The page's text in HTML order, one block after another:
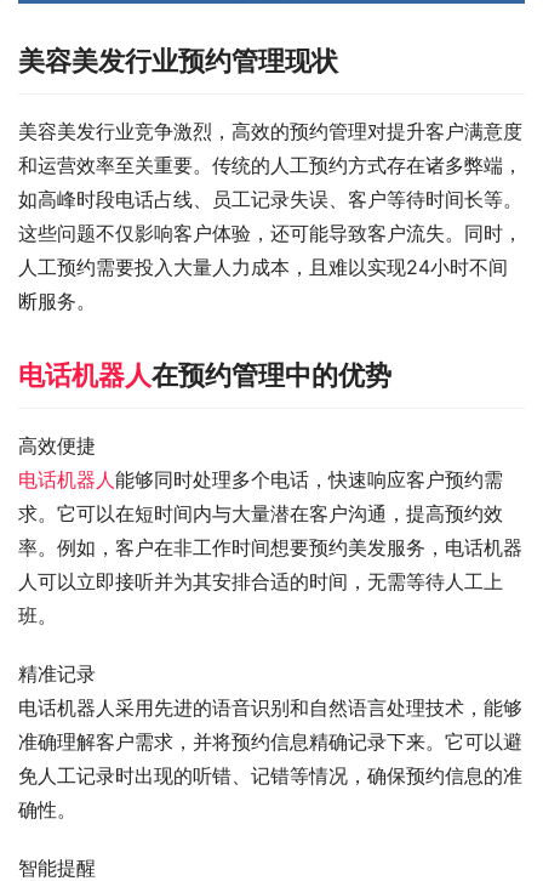
美容美发行业预约管理现状
美容美发行业竞争激烈，高效的预约管理对提升客户满意度
和运营效率至关重要。传统的人工预约方式存在诸多弊端，
如高峰时段电话占线、员工记录失误、客户等待时间长等。
这些问题不仅影响客户体验，还可能导致客户流失。同时，
人工预约需要投入大量人力成本，且难以实现24小时不间
断服务。
电话机器人在预约管理中的优势
高效便捷
电话机器人 能够同时处理多个电话，快速响应客户预约需
求。它可以在短时间内与大量潜在客户沟通，提高预约效
率。例如，客户在非工作时间想要预约美发服务，电话机器
人可以立即接听并为其安排合适的时间，无需等待人工上
班。
精准记录
电话机器人采用先进的语音识别和自然语言处理技术，能够
准确理解客户需求，并将预约信息精确记录下来。它可以避
免人工记录时出现的听错、记错等情况，确保预约信息的准
确性。
智能提醒